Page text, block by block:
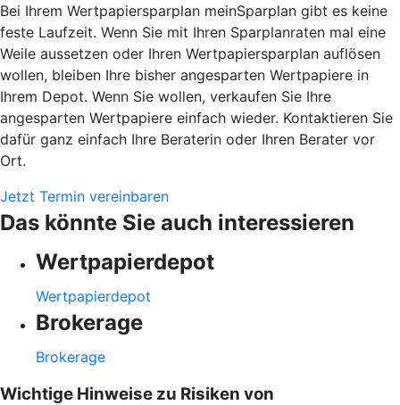
Bei Ihrem Wertpapiersparplan meinSparplan gibt es keine
feste Laufzeit. Wenn Sie mit Ihren Sparplanraten mal eine
Weile aussetzen oder Ihren Wertpapiersparplan auflösen
wollen, bleiben Ihre bisher angesparten Wertpapiere in
Ihrem Depot. Wenn Sie wollen, verkaufen Sie Ihre
angesparten Wertpapiere einfach wieder. Kontaktieren Sie
dafür ganz einfach Ihre Beraterin oder Ihren Berater vor
Ort.
Jetzt Termin vereinbaren
Das könnte Sie auch interessieren
Wertpapierdepot
Wertpapierdepot
Brokerage
Brokerage
Wichtige Hinweise zu Risiken von